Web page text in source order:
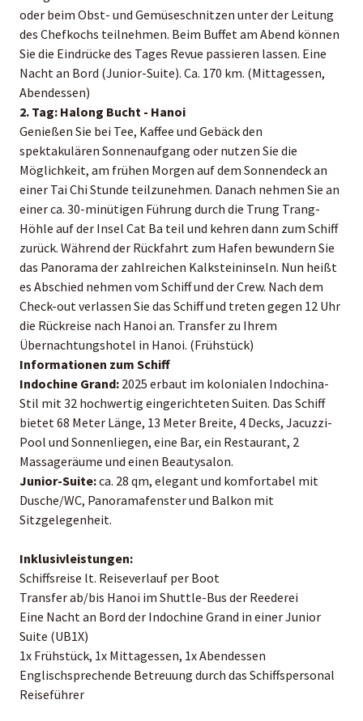
oder beim Obst- und Gemüseschnitzen unter der Leitung
des Chefkochs teilnehmen. Beim Buffet am Abend können
Sie die Eindrücke des Tages Revue passieren lassen. Eine
Nacht an Bord (Junior-Suite). Ca. 170 km. (Mittagessen,
Abendessen)
2. Tag: Halong Bucht - Hanoi
Genießen Sie bei Tee, Kaffee und Gebäck den
spektakulären Sonnenaufgang oder nutzen Sie die
Möglichkeit, am frühen Morgen auf dem Sonnendeck an
einer Tai Chi Stunde teilzunehmen. Danach nehmen Sie an
einer ca. 30-minütigen Führung durch die Trung Trang-
Höhle auf der Insel Cat Ba teil und kehren dann zum Schiff
zurück. Während der Rückfahrt zum Hafen bewundern Sie
das Panorama der zahlreichen Kalksteininseln. Nun heißt
es Abschied nehmen vom Schiff und der Crew. Nach dem
Check-out verlassen Sie das Schiff und treten gegen 12 Uhr
die Rückreise nach Hanoi an. Transfer zu Ihrem
Übernachtungshotel in Hanoi. (Frühstück)
Informationen zum Schiff
Indochine Grand: 2025 erbaut im kolonialen Indochina-
Stil mit 32 hochwertig eingerichteten Suiten. Das Schiff
bietet 68 Meter Länge, 13 Meter Breite, 4 Decks, Jacuzzi-
Pool und Sonnenliegen, eine Bar, ein Restaurant, 2
Massageräume und einen Beautysalon.
Junior-Suite:ca. 28 qm, elegant und komfortabel mit
Dusche/WC, Panoramafenster und Balkon mit
Sitzgelegenheit.
Inklusivleistungen:
Schiffsreise lt. Reiseverlauf per Boot
Transfer ab/bis Hanoi im Shuttle-Bus der Reederei
Eine Nacht an Bord der Indochine Grand in einer Junior
Suite (UB1X)
1x Frühstück, 1x Mittagessen, 1x Abendessen
Englischsprechende Betreuung durch das Schiffspersonal
Reiseführer